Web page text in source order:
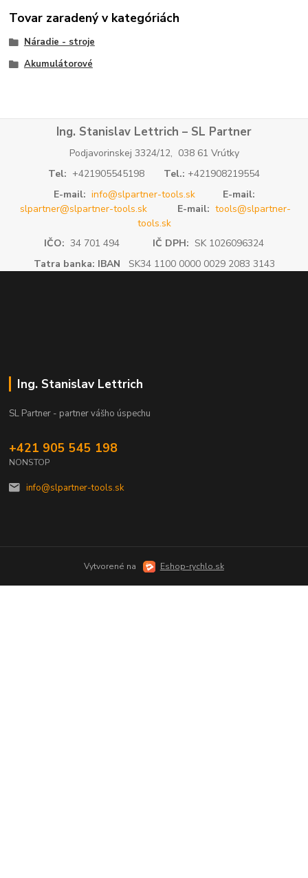
Tovar zaradený v kategóriách
Náradie - stroje
Akumulátorové
Ing. Stanislav Lettrich – SL Partner
Podjavorinskej 3324/12, 038 61 Vrútky
Tel: +421905545198 Tel.: +421908219554
E-mail: info@slpartner-tools.sk
E-mail:
slpartner@slpartner-tools.sk
E-mail: tools@slpartner-
tools.sk
IČO: 34 701 494 IČ DPH: SK 1026096324
Tatra banka: IBAN SK34 1100 0000 0029 2083 3143
Ing. Stanislav Lettrich
SL Partner - partner vášho úspechu
+421 905 545 198
NONSTOP
info@slpartner-tools.sk
Vytvorené na Eshop-rychlo.sk